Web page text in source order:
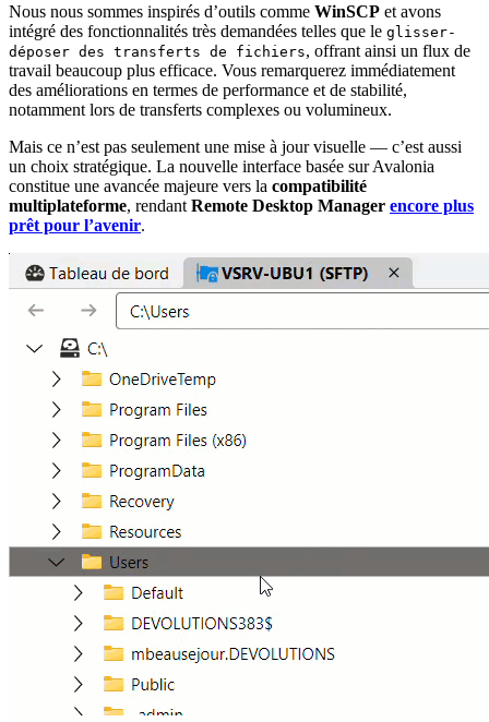
Nous nous sommes inspirés d’outils comme WinSCP et avons
intégré des fonctionnalités très demandées telles que le glisser-
déposer des transferts de fichiers, offrant ainsi un flux de
travail beaucoup plus efficace. Vous remarquerez immédiatement
des améliorations en termes de performance et de stabilité,
notamment lors de transferts complexes ou volumineux.
Mais ce n’est pas seulement une mise à jour visuelle — c’est aussi
un choix stratégique. La nouvelle interface basée sur Avalonia
constitue une avancée majeure vers la compatibilité
multiplateforme, rendant Remote Desktop Manager encore plus
prêt pour l’avenir.